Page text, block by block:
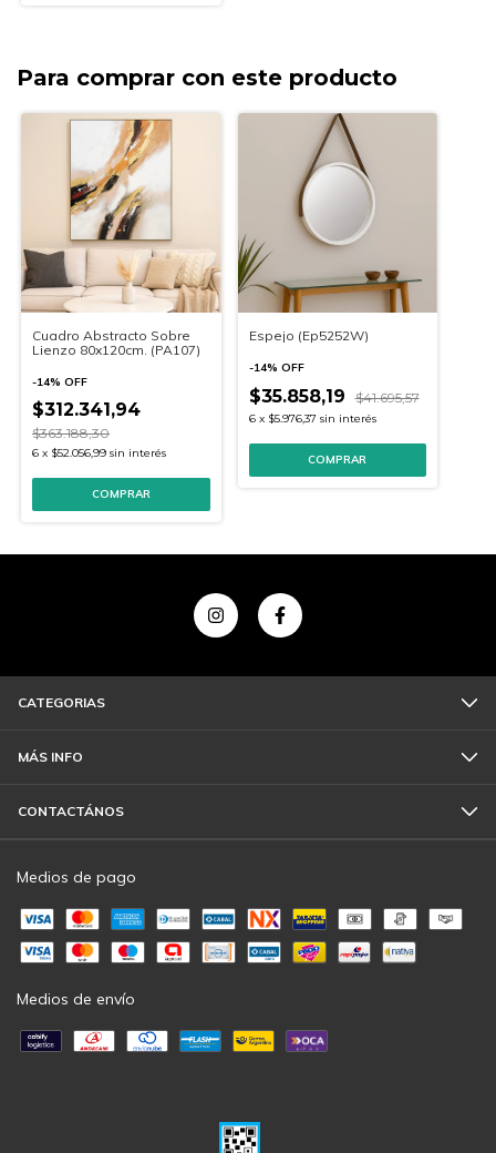
Para comprar con este producto
Cuadro Abstracto Sobre
Lienzo 80x120cm. (PA107)
-14% OFF
$312.341,94
$363.188,30
6 x $52.056,99 sin interés
Espejo (Ep5252W)
-14% OFF
$35.858,19 $41.695,57
6 x $5.976,37 sin interés
CATEGORIAS
MÁS INFO
CONTACTÁNOS
Medios de pago
Medios de envío